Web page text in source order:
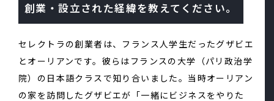
創業・設立された経緯を教えてください。
セレクトラの創業者は、フランス人学生だったグザビエ
とオーリアンです。彼らはフランスの大学（パリ政治学
院）の日本語クラスで知り合いました。当時オーリアン
の家を訪問したグザビエが「一緒にビジネスをやりた